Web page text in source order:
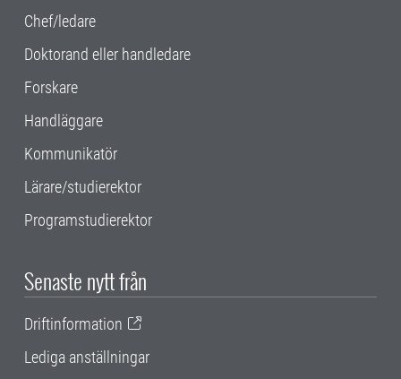
Chef/ledare
Doktorand eller handledare
Forskare
Handläggare
Kommunikatör
Lärare/studierektor
Programstudierektor
Senaste nytt från
Driftinformation
Lediga anställningar